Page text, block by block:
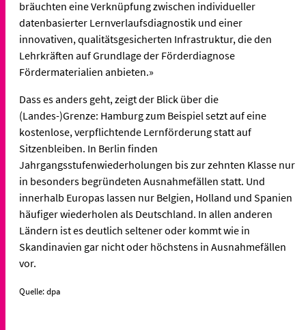
bräuchten eine Verknüpfung zwischen individueller
datenbasierter Lernverlaufsdiagnostik und einer
innovativen, qualitätsgesicherten Infrastruktur, die den
Lehrkräften auf Grundlage der Förderdiagnose
Fördermaterialien anbieten.»
Dass es anders geht, zeigt der Blick über die
(Landes-)Grenze: Hamburg zum Beispiel setzt auf eine
kostenlose, verpflichtende Lernförderung statt auf
Sitzenbleiben. In Berlin finden
Jahrgangsstufenwiederholungen bis zur zehnten Klasse nur
in besonders begründeten Ausnahmefällen statt. Und
innerhalb Europas lassen nur Belgien, Holland und Spanien
häufiger wiederholen als Deutschland. In allen anderen
Ländern ist es deutlich seltener oder kommt wie in
Skandinavien gar nicht oder höchstens in Ausnahmefällen
vor.
Quelle: dpa